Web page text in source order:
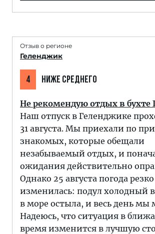
Отзыв о регионе
Геленджик
4 НИЖЕ СРЕДНЕГО
Не рекомендую отдых в бухте
Наш отпуск в Геленджике
31 августа. Мы приехали по
знакомых, которые обещали
незабываемый отдых, и
ожидания действительно
Однако 25 августа погода резко
изменилась: подул холодный
в море остыла, и весь день мы
Надеюсь, что ситуация в
время изменится в лучшую